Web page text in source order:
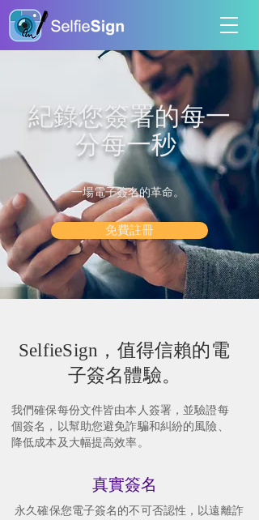
紀錄您簽署的每一
分每一秒
一場電子簽名的革命。
免費註冊
SelfieSign，值得信賴的電
子簽名體驗。
我們確保每份文件皆由本人簽署，並驗證每
個簽名，以幫助您避免詐騙和糾紛的風險、
降低成本及大幅提高效率。
真實簽名
永久確保您電子簽名的不可否認性，以遠離詐